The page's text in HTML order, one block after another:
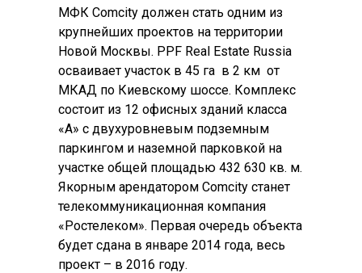
МФК Comcity должен стать одним из
крупнейших проектов на территории
Новой Москвы. PPF Real Estate Russia
осваивает участок в 45 га в 2 км от
МКАД по Киевскому шоссе. Комплекс
состоит из 12 офисных зданий класса
«А» с двухуровневым подземным
паркингом и наземной парковкой на
участке общей площадью 432 630 кв. м.
Якорным арендатором Comсity станет
телекоммуникационная компания
«Ростелеком». Первая очередь объекта
будет сдана в январе 2014 года, весь
проект – в 2016 году.